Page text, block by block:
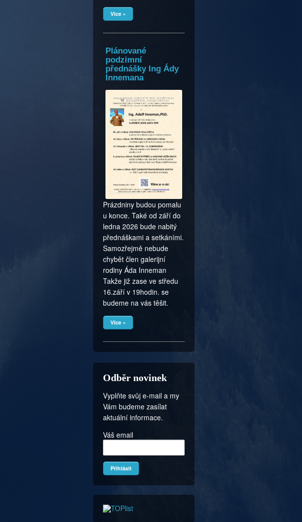
Více »
Plánované
podzimní
přednášky Ing Ády
Innemana
Prázdniny budou pomalu
u konce. Také od září do
ledna 2026 bude nabitý
přednáškami a setkáními.
Samozřejmě nebude
chybět člen galerijní
rodiny Áda Inneman
Takže již zase ve středu
16.září v 19hodin. se
budeme na vás těšit.
Více »
Odběr novinek
Vyplňte svůj e-mail a my
Vám budeme zasílat
aktuální informace.
Váš email